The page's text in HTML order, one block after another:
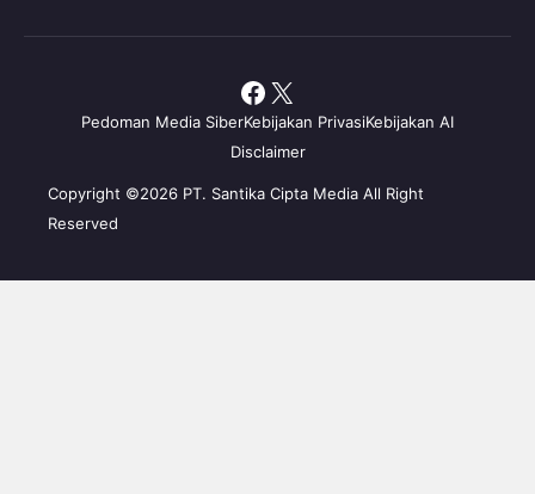
Copyright ©2026 PT. Santika Cipta Media All Right
Reserved
Pedoman Media SiberKebijakan PrivasiKebijakan AI
Disclaimer
Facebook
X